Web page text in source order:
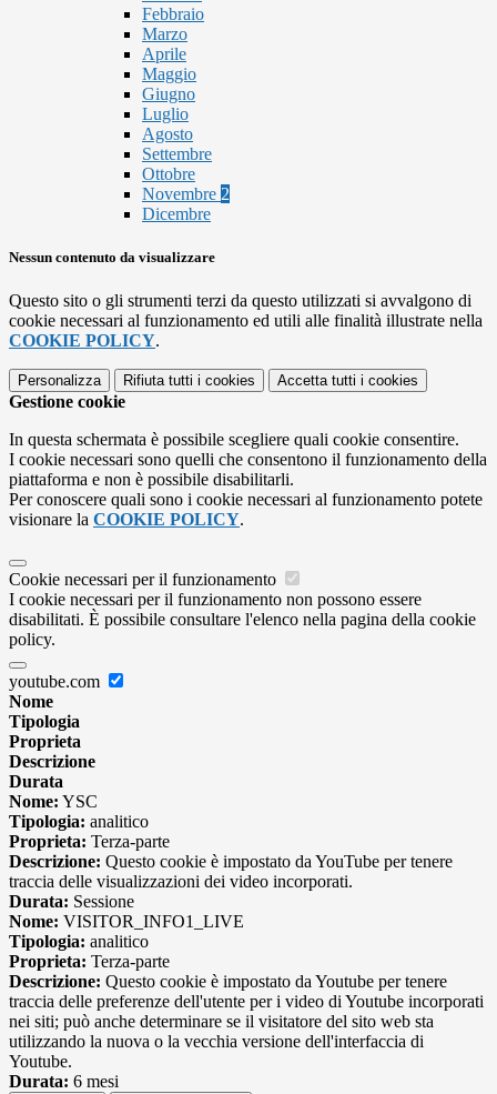
Febbraio
Marzo
Aprile
Maggio
Giugno
Luglio
Agosto
Settembre
Ottobre
Novembre 2
Dicembre
Nessun contenuto da visualizzare
Questo sito o gli strumenti terzi da questo utilizzati si avvalgono di
cookie necessari al funzionamento ed utili alle finalità illustrate nella
COOKIE POLICY.
Personalizza Rifiuta tutti i cookies Accetta tutti i cookies
Gestione cookie
In questa schermata è possibile scegliere quali cookie consentire.
I cookie necessari sono quelli che consentono il funzionamento della
piattaforma e non è possibile disabilitarli.
Per conoscere quali sono i cookie necessari al funzionamento potete
visionare la COOKIE POLICY.
Cookie necessari per il funzionamento
I cookie necessari per il funzionamento non possono essere
disabilitati. È possibile consultare l'elenco nella pagina della cookie
policy.
youtube.com
Nome
Tipologia
Proprieta
Descrizione
Durata
Nome: YSC
Tipologia: analitico
Proprieta: Terza-parte
Descrizione: Questo cookie è impostato da YouTube per tenere
traccia delle visualizzazioni dei video incorporati.
Durata: Sessione
Nome: VISITOR_INFO1_LIVE
Tipologia: analitico
Proprieta: Terza-parte
Descrizione: Questo cookie è impostato da Youtube per tenere
traccia delle preferenze dell'utente per i video di Youtube incorporati
nei siti; può anche determinare se il visitatore del sito web sta
utilizzando la nuova o la vecchia versione dell'interfaccia di
Youtube.
Durata: 6 mesi